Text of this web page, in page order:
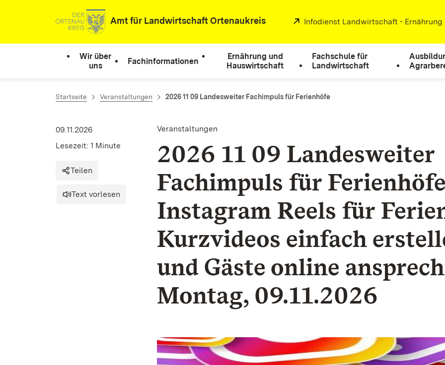
Zum Inhalt springen Amt für Landwirtschaft Ortenaukreis Extern:
Infodienst Landwirtschaft - Ernährung
Wir über
uns
Fachinformationen
Ernährung und
Hauswirtschaft
Fachschule für
Landwirtschaft
Startseite Veranstaltungen 2026 11 09 Landesweiter Fachimpuls für Ferienhöfe
Veranstaltungen
2026 11 09 Landesweiter
Fachimpuls für
Instagram Reels für
Kurzvideos einfach
und Gäste online
Montag, 09.11.2026
09.11.2026
Lesezeit: 1 Minute
Teilen
Text vorlesen